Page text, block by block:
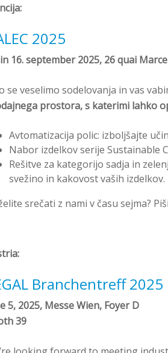
2025
in 16. september 2025, 26 quai
se veselimo sodelovanja in vas
prostora, s katerimi lahko
Avtomatizacija polic: izboljšajte
Nabor izdelkov serije Sustainable
Rešitve za kategorijo sadja in
svežino in kakovost vaših izdelkov.
srečati z nami v času sejma?
Branchentreff 2025
5, 2025, Messe Wien, Foyer D
39